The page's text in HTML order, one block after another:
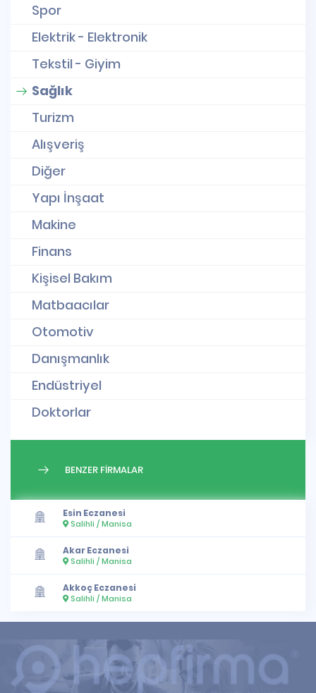
Spor
Elektrik - Elektronik
Tekstil - Giyim
Sağlık
Turizm
Alışveriş
Diğer
Yapı İnşaat
Makine
Finans
Kişisel Bakım
Matbaacılar
Otomotiv
Danışmanlık
Endüstriyel
Doktorlar
BENZER FİRMALAR
Esin Eczanesi
Salihli / Manisa
Akar Eczanesi
Salihli / Manisa
Akkoç Eczanesi
Salihli / Manisa